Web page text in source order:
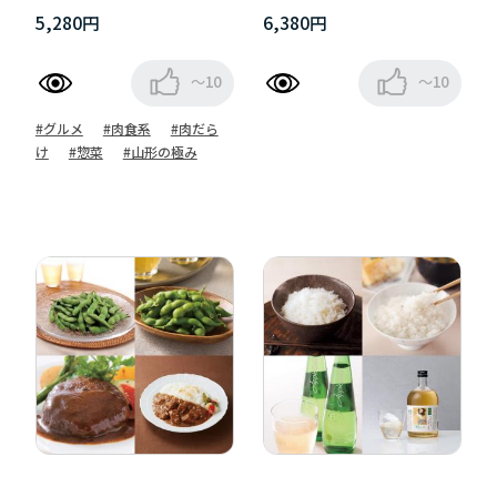
5,280円
～10
#グルメ #肉食系
#肉だら
け
#惣菜 #山形の極み
6,380円
～10